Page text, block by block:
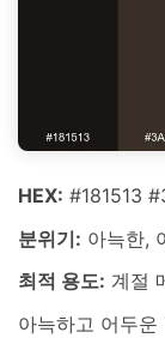
HEX: #181513
분위기: 아늑한,
최적 용도: 계절
아늑하고 어두